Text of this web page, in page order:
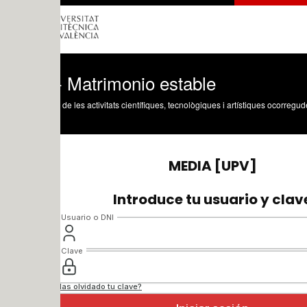
Matrimonio estable
les activitats científiques, tecnològiques i artístiques ocorregudes en els tres